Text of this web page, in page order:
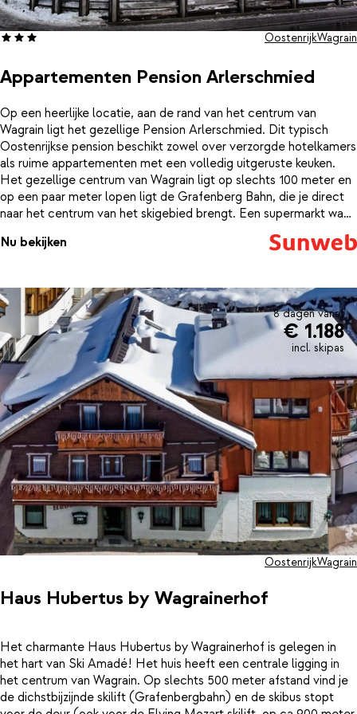
Appartementen Pension Arlerschmied
OostenrijkWagrain
Op een heerlijke locatie, aan de rand van het centrum van
Wagrain ligt het gezellige Pension Arlerschmied. Dit typisch
Oostenrijkse pension beschikt zowel over verzorgde hotelkamers
als ruime appartementen met een volledig uitgeruste keuken.
Het gezellige centrum van Wagrain ligt op slechts 100 meter en
op een paar meter lopen ligt de Grafenberg Bahn, die je direct
naar het centrum van het skigebied brengt. Een supermarkt waar
je terecht kunt voor je dagelijkse boodschappen en verse
broodjes voor het ontbijt vind je op nog geen 50 meter. Na een
Arlerschmied. Sluit de dag af in het levendige centrum bij een
gezellige bar of in een van de gezellige restaurants.
Nu bekijken
8 dagen vanaf
€ 1.188
incl. skipas
Haus Hubertus by Wagrainerhof
OostenrijkWagrain
Het charmante Haus Hubertus by Wagrainerhof is gelegen in
het hart van Ski Amadé! Het huis heeft een centrale ligging in
het centrum van Wagrain. Op slechts 500 meter afstand vind je
de dichstbijzijnde skilift (Grafenbergbahn) en de skibus stopt